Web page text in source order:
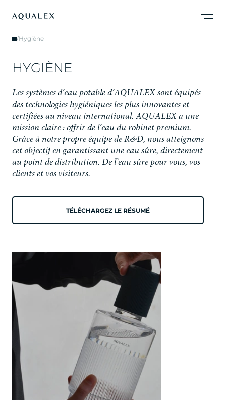
/Hygiène
HYGIÈNE
Les systèmes d’eau potable d’AQUALEX sont équipés
des technologies hygiéniques les plus innovantes et
certifiées au niveau international. AQUALEX a une
mission claire : offrir de l’eau du robinet premium.
Grâce à notre propre équipe de R&D, nous atteignons
cet objectif en garantissant une eau sûre, directement
au point de distribution. De l’eau sûre pour vous, vos
clients et vos visiteurs.
TÉLÉCHARGEZ LE RÉSUMÉ